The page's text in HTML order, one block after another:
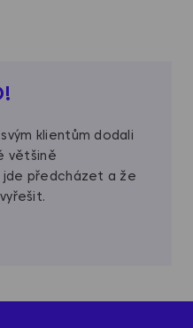
klientům dodali
většině
jde předcházet a že